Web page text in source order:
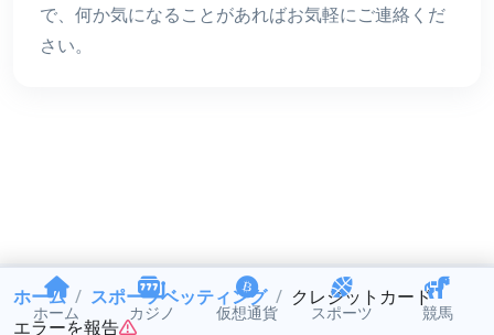
ホーム カジノ 仮想通貨 スポーツ 競馬
で、何か気になることがあればお気軽にご連絡くだ
さい。
ホーム スポーツベッティング
クレジットカード
エラーを報告